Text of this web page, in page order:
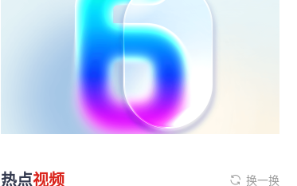
热点视频 换一换